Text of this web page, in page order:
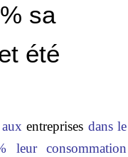
sa
été
auxentreprises dans le
leur consommation